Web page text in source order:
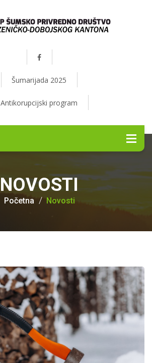
Šumarijada 2025
Antikorupcijski program
NOVOSTI
Početna Novosti